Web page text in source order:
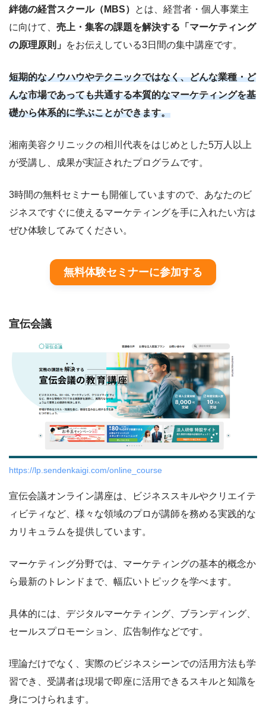
絆徳の経営スクール（MBS）
とは、経営者・個人事業主
に向けて、 売上・集客の課題を解決する「マーケティング
の原理原則」 をお伝えしている3日間の集中講座です。
短期的なノウハウやテクニックではなく、どんな業種・ど
んな市場であっても共通する本質的なマーケティングを基
礎から体系的に学ぶことができます。
湘南美容クリニックの相川代表をはじめとした5万人以上
が受講し、成果が実証されたプログラムです。
3時間の無料セミナーも開催していますので、あなたのビ
ジネスですぐに使えるマーケティングを手に入れたい方は
ぜひ体験してみてください。
無料体験セミナーに参加する
宣伝会議
https://lp.sendenkaigi.com/online_course
宣伝会議オンライン講座は、ビジネススキルやクリエイテ
ィビティなど、様々な領域のプロが講師を務める実践的な
カリキュラムを提供しています。
マーケティング分野では、マーケティングの基本的概念か
ら最新のトレンドまで、幅広いトピックを学べます。
具体的には、デジタルマーケティング、ブランディング、
セールスプロモーション、広告制作などです。
理論だけでなく、実際のビジネスシーンでの活用方法も学
習でき、受講者は現場で即座に活用できるスキルと知識を
身につけられます。